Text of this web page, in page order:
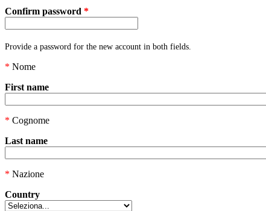
Confirm password *
Provide a password for the new account in both fields.
* Nome
First name
* Cognome
Last name
* Nazione
Country